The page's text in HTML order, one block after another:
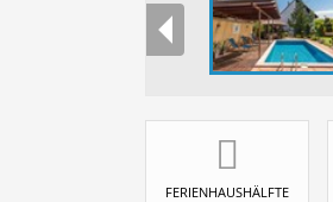
FERIENHAUSHÄLFTE